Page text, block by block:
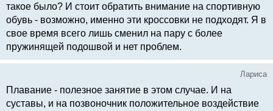
такое было? И стоит обратить внимание на спортивную
обувь - возможно, именно эти кроссовки не подходят. Я в
свое время всего лишь сменил на пару с более
пружинящей подошвой и нет проблем.
Лариса
Плавание - полезное занятие в этом случае. И на
суставы, и на позвоночник положительное воздействие